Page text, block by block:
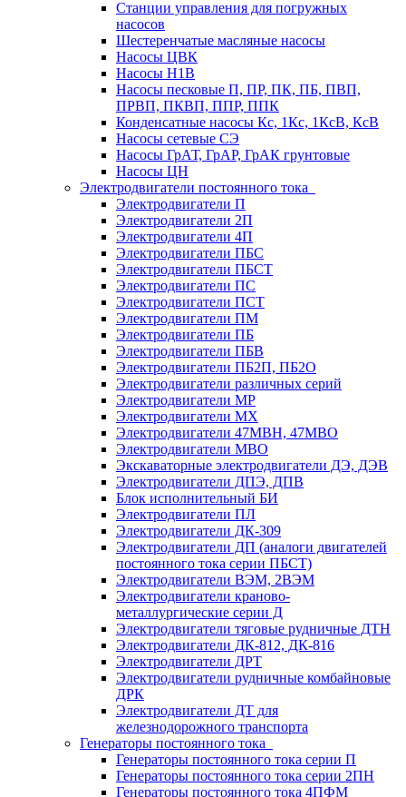
Станции управления для погружных
насосов
Шестеренчатые масляные насосы
Насосы ЦВК
Насосы Н1В
Насосы песковые П, ПР, ПК, ПБ, ПВП,
ПРВП, ПКВП, ППР, ППК
Конденсатные насосы Кс, 1Кс, 1КсВ, КсВ
Насосы сетевые СЭ
Насосы ГрАТ, ГрАР, ГрАК грунтовые
Насосы ЦН
Электродвигатели постоянного тока
Электродвигатели П
Электродвигатели 2П
Электродвигатели 4П
Электродвигатели ПБС
Электродвигатели ПБСТ
Электродвигатели ПС
Электродвигатели ПСТ
Электродвигатели ПМ
Электродвигатели ПБ
Электродвигатели ПБВ
Электродвигатели ПБ2П, ПБ2О
Электродвигатели различных серий
Электродвигатели МР
Электродвигатели MX
Электродвигатели 47MBH, 47МВО
Электродвигатели MBO
Экскаваторные электродвигатели ДЭ, ДЭВ
Электродвигатели ДПЭ, ДПВ
Блок исполнительный БИ
Электродвигатели ПЛ
Электродвигатели ДК-309
Электродвигатели ДП (аналоги двигателей
постоянного тока серии ПБСТ)
Электродвигатели ВЭМ, 2ВЭМ
Электродвигатели краново-
металлургические серии Д
Электродвигатели тяговые рудничные ДТН
Электродвигатели ДК-812, ДК-816
Электродвигатели ДРТ
Электродвигатели рудничные комбайновые
ДРК
Электродвигатели ДТ для
железнодорожного транспорта
Генераторы постоянного тока
Генераторы постоянного тока серии П
Генераторы постоянного тока серии 2ПН
Генераторы постоянного тока 4ПФМ